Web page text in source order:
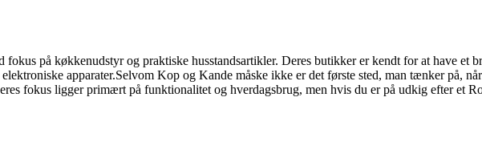
på køkkenudstyr og praktiske husstandsartikler. Deres butikker er kendt for at have et
apparater.Selvom Kop og Kande måske ikke er det første sted, man tænker på,
fokus ligger primært på funktionalitet og hverdagsbrug, men hvis du er på udkig efter et